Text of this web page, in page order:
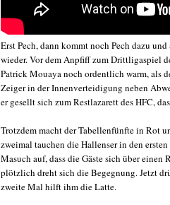
Erst Pech, dann kommt noch Pech dazu
wieder. Vor dem Anpfiff zum Drittligaspiel
Patrick Mouaya noch ordentlich warm, als
Zeiger in der Innenverteidigung neben
er gesellt sich zum Restlazarett des HFC,
Trotzdem macht der Tabellenfünfte in Rot
zweimal tauchen die Hallenser in den
Masuch auf, dass die Gäste sich über
plötzlich dreht sich die Begegnung. Jetzt
zweite Mal hilft ihm die Latte.